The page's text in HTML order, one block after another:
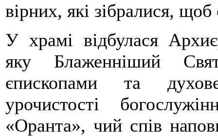
вірних, які зібралися,
У храмі відбулася
яку Блаженніший
єпископами та
урочистості
«Оранта», чий спів